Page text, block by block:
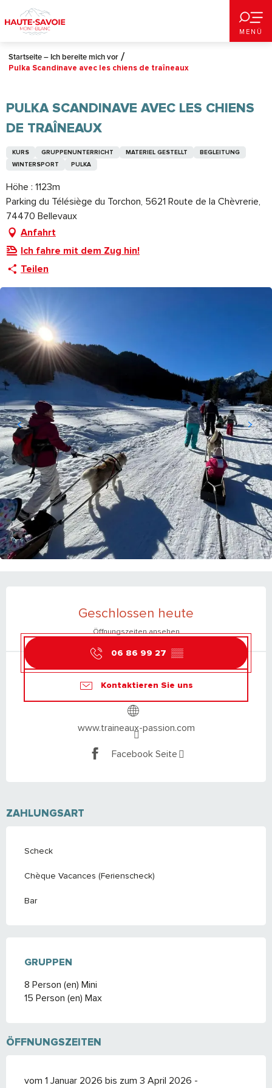
au
contenu
principal
MENÜ
Startseite – Ich bereite mich vor
Pulka Scandinave avec les chiens de traîneaux
PULKA SCANDINAVE AVEC LES CHIENS
DE TRAÎNEAUX
KURS GRUPPENUNTERRICHT MATERIEL GESTELLT
BEGLEITUNG
WINTERSPORT
PULKA
Höhe : 1123m
Parking du Télésiège du Torchon, 5621 Route de la Chèvrerie,
74470 Bellevaux
Anfahrt
Ich fahre mit dem Zug hin!
Teilen
Geschlossen heute
Öffnungszeiten ansehen
06 86 99 27 ▒▒
Kontaktieren Sie uns
www.traineaux-passion.com
Facebook Seite
ZAHLUNGSART
Scheck
Chèque Vacances (Ferienscheck)
Bar
GRUPPEN
GRUPPEN
8 Person (en) Mini
15 Person (en) Max
ÖFFNUNGSZEITEN
vom 1 Januar 2026 bis zum 3 April 2026 -